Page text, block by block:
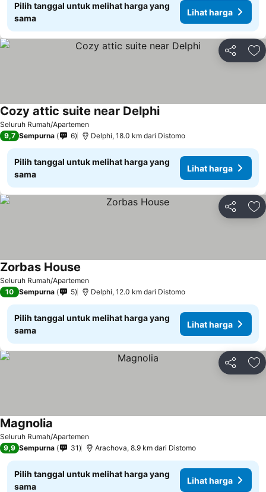
Pilih tanggal untuk melihat harga yang
sama
Lihat harga
Bagikan
Seluruh Rumah/Apartemen
Cozy attic suite near DelphiLihat harga
9,7 Sempurna 6 Delphi, 18.0 km dari Distomo
Pilih tanggal untuk melihat harga yang
sama
Lihat harga
Bagikan
Seluruh Rumah/Apartemen
Zorbas House
10 Sempurna 5 Delphi, 12.0 km dari Distomo
Pilih tanggal untuk melihat harga yang
sama
Lihat harga
Bagikan
Seluruh Rumah/Apartemen
Magnolia
9,9 Sempurna 31 Arachova, 8.9 km dari Distomo
Pilih tanggal untuk melihat harga yang
sama
Lihat harga